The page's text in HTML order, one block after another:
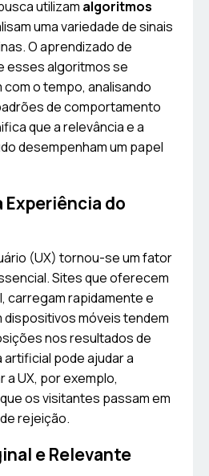
utilizam algoritmos
uma variedade de sinais
O aprendizado de
esses algoritmos se
o tempo, analisando
de comportamento
que a relevância e a
desempenham um papel
Experiência do
(UX) tornou-se um fator
Sites que oferecem
carregam rapidamente e
móveis tendem
nos resultados de
artificial pode ajudar a
a UX, por exemplo,
os visitantes passam em
rejeição.
e Relevante